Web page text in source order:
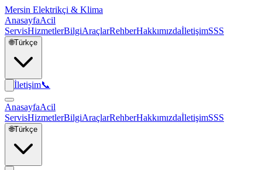
Mersin Elektrikçi & Klima
AnasayfaAcil
ServisHizmetlerBilgiAraçlarRehberHakkımızdaİletişimSSS
🌐Türkçe
İletişim📞
AnasayfaAcil
ServisHizmetlerBilgiAraçlarRehberHakkımızdaİletişimSSS
🌐Türkçe